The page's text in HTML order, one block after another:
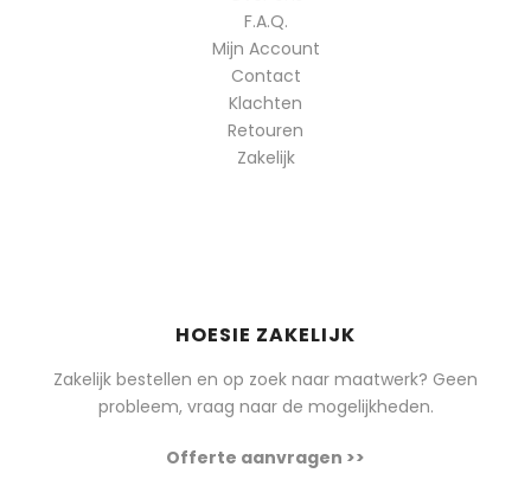
F.A.Q.
Mijn Account
Contact
Klachten
Retouren
Zakelijk
HOESIE ZAKELIJK
Zakelijk bestellen en op zoek naar maatwerk? Geen
probleem, vraag naar de mogelijkheden.
Offerte aanvragen >>